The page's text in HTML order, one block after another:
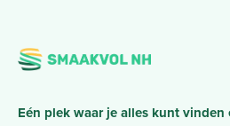
Eén plek waar je alles kunt